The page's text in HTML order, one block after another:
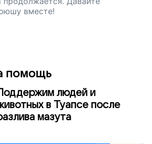
вместе!
помощь
людей и
в Туапсе после
мазута